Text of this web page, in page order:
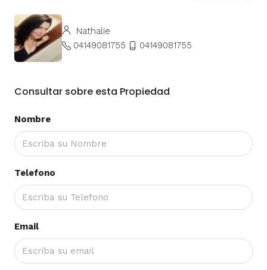
Nathalie
04149081755
04149081755
Consultar sobre esta Propiedad
Nombre
Telefono
Email